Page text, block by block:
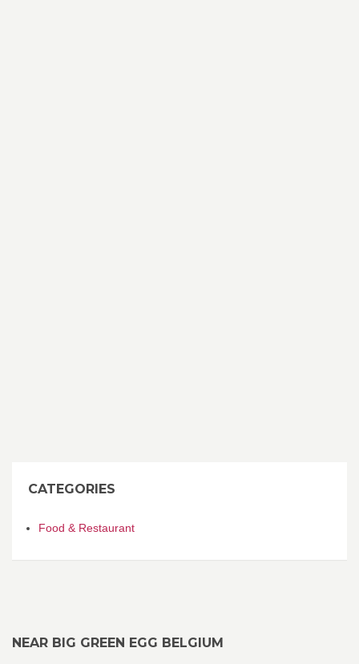
CATEGORIES
Food & Restaurant
NEAR BIG GREEN EGG BELGIUM